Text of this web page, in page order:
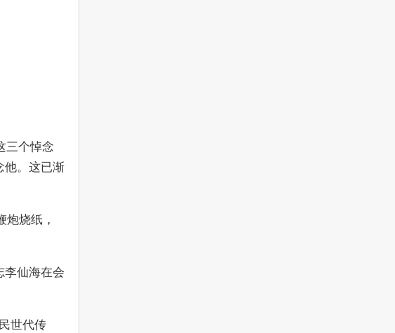
三个悼念
他。这已渐
烧纸，
仙海在会
世代传